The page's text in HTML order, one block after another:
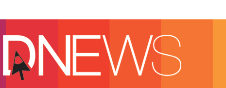
MOBILE
PROMOZIONI